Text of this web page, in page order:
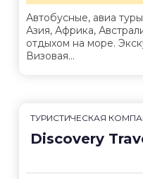
Автобусные, авиа
Азия, Африка,
отдыхом на море.
Визовая...
ТУРИСТИЧЕСКАЯ
Discovery